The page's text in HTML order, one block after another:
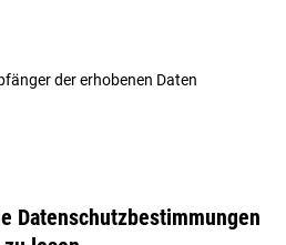
der erhobenen Daten
Datenschutzbestimmungen